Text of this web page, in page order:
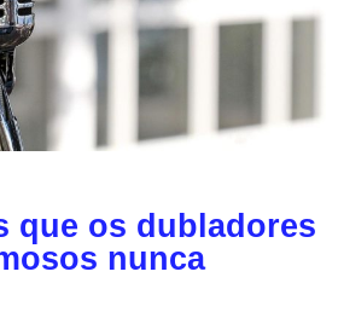
que os dubladores
nunca